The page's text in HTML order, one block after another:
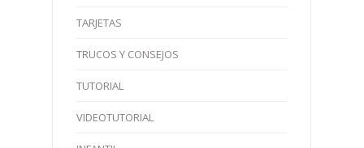
TARJETAS
TRUCOS Y CONSEJOS
TUTORIAL
VIDEOTUTORIAL